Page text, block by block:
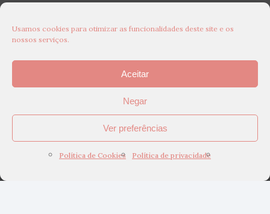
Usamos cookies para otimizar as funcionalidades deste site e os
nossos serviços.
Aceitar
Negar
Ver preferências
Política de Cookies Política de privacidade